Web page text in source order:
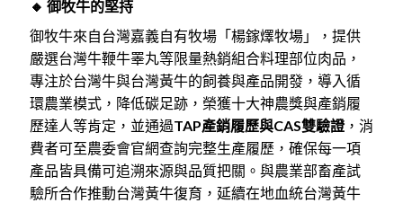
🔸 御牧牛的堅持
御牧牛來自台灣嘉義自有牧場「楊鎵燡牧場」，提供
嚴選台灣牛鞭牛睪丸等限量熱銷組合料理部位肉品，
專注於台灣牛與台灣黃牛的飼養與產品開發，導入循
環農業模式，降低碳足跡，榮獲十大神農獎與產銷履
歷達人等肯定，並通過TAP產銷履歷與CAS雙驗證，消
費者可至農委會官網查詢完整生產履歷，確保每一項
產品皆具備可追溯來源與品質把關。與農業部畜產試
驗所合作推動台灣黃牛復育，延續在地血統台灣黃牛